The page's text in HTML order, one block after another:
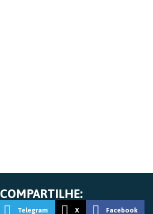
COMPARTILHE:
Telegram X Facebook